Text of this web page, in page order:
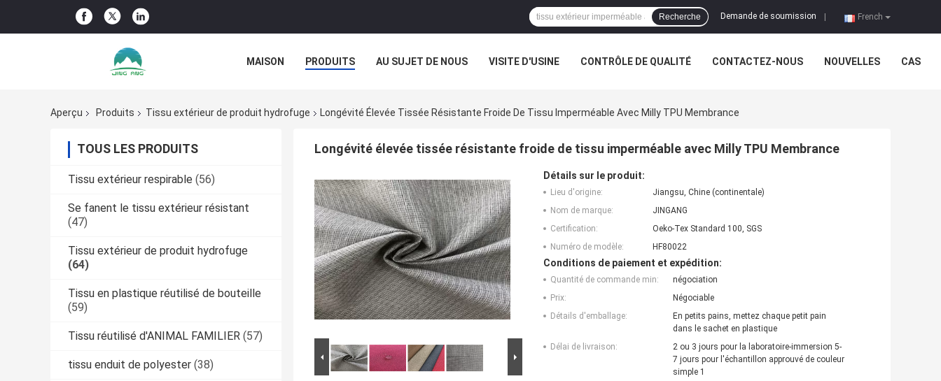
French
Demande de soumission
Recherche
MAISON PRODUITS AU SUJET DE NOUS VISITE D'USINE CONTRÔLE DE QUALITÉ CONTACTEZ-NOUS NOUVELLES CAS
Aperçu
Produits Tissu extérieur de produit hydrofuge Longévité Élevée Tissée Résistante Froide De Tissu Imperméable Avec Milly TPU Membrance
TOUS LES PRODUITS
Tissu extérieur respirable (56)
Se fanent le tissu extérieur résistant
(47)
Tissu extérieur de produit hydrofuge
(64)
Tissu en plastique réutilisé de bouteille
(59)
Tissu réutilisé d'ANIMAL FAMILIER (57)
tissu enduit de polyester (38)
Longévité élevée tissée résistante froide de tissu imperméable avec Milly TPU Membrance
Détails sur le produit:
Lieu d'origine:
Jiangsu, Chine (continentale)
Nom de marque:
JINGANG
Certification:
Oeko-Tex Standard 100, SGS
Numéro de modèle:
HF80022
Conditions de paiement et expédition:
Quantité de commande min:
négociation
Prix:
Négociable
Détails d'emballage:
En petits pains, mettez chaque petit pain
dans le sachet en plastique
Délai de livraison:
2 ou 3 jours pour la laboratoire-immersion 5-
7 jours pour l'échantillon approuvé de couleur
simple 1